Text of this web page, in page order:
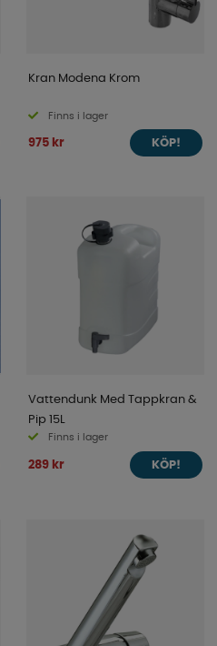
Kran Modena Krom
Finns i lager
975 kr KÖP!
Vattendunk Med Tappkran &
Pip 15L
Finns i lager
289 kr KÖP!